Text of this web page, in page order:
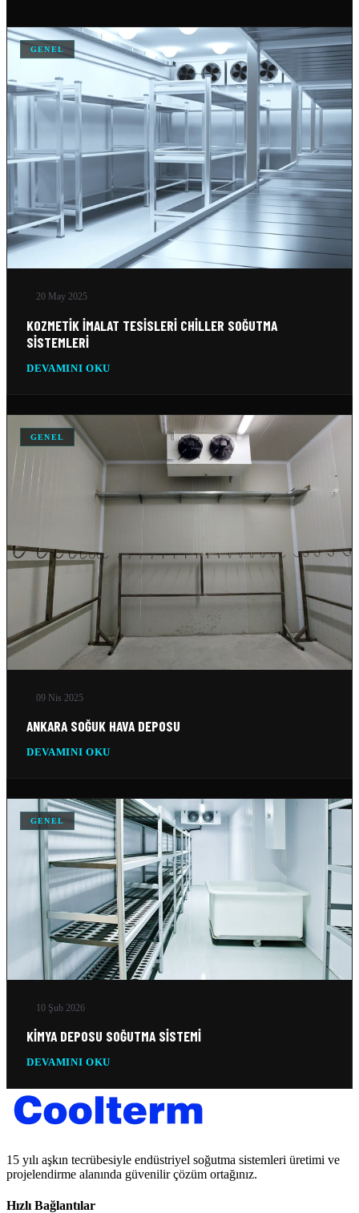
SOĞUK HAVA DEPOSU FIYATLARI VE MALIYET HESAPLAMA
04 Nis 2026
ANKARA IÇIN SOĞUK HAVA DEPOSU İMALATI YAPAN…
DONUK ODA
11 Şub 2026
MOBIL SOĞUK ODA
11 Şub 2026
GEMI SOĞUTMA SISTEMLERI
VERI MERKEZI SOĞUTMA SISTEMLERI
10 Şub 2026
SILO SOĞUTMA SOĞUTMA SISTEMLERI
10 Şub 2026
10 Şub 2026
GENEL
20 May 2025
KOZMETIK İMALAT TESISLERI CHILLER SOĞUTMA
SISTEMLERI
DEVAMINI OKU
GENEL
09 Nis 2025
ANKARA SOĞUK HAVA DEPOSU
DEVAMINI OKU
GENEL
10 Şub 2026
KIMYA DEPOSU SOĞUTMA SISTEMI
DEVAMINI OKU
15 yılı aşkın tecrübesiyle endüstriyel soğutma sistemleri üretimi ve
projelendirme alanında güvenilir çözüm ortağınız.
Hızlı Bağlantılar